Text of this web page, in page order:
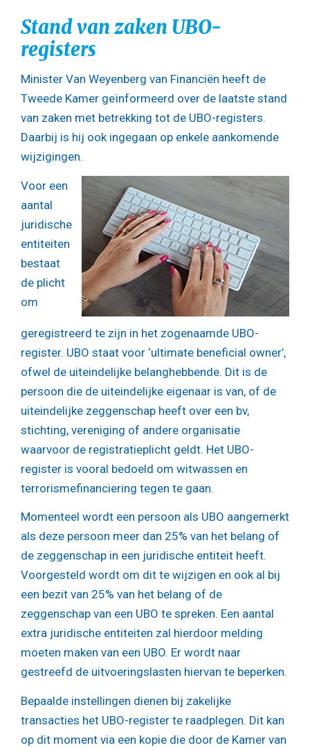
Stand van zaken UBO-
registers
Minister Van Weyenberg van Financiën heeft de
Tweede Kamer geïnformeerd over de laatste stand
van zaken met betrekking tot de UBO-registers.
Daarbij is hij ook ingegaan op enkele aankomende
wijzigingen.
Voor een
aantal
juridische
entiteiten
bestaat
de plicht
om
geregistreerd te zijn in het zogenaamde UBO-
register. UBO staat voor ‘ultimate beneficial owner’,
ofwel de uiteindelijke belanghebbende. Dit is de
persoon die de uiteindelijke eigenaar is van, of de
uiteindelijke zeggenschap heeft over een bv,
stichting, vereniging of andere organisatie
waarvoor de registratieplicht geldt. Het UBO-
register is vooral bedoeld om witwassen en
terrorismefinanciering tegen te gaan.
Momenteel wordt een persoon als UBO aangemerkt
als deze persoon meer dan 25% van het belang of
de zeggenschap in een juridische entiteit heeft.
Voorgesteld wordt om dit te wijzigen en ook al bij
een bezit van 25% van het belang of de
zeggenschap van een UBO te spreken. Een aantal
extra juridische entiteiten zal hierdoor melding
moeten maken van een UBO. Er wordt naar
gestreefd de uitvoeringslasten hiervan te beperken.
Bepaalde instellingen dienen bij zakelijke
transacties het UBO-register te raadplegen. Dit kan
op dit moment via een kopie die door de Kamer van